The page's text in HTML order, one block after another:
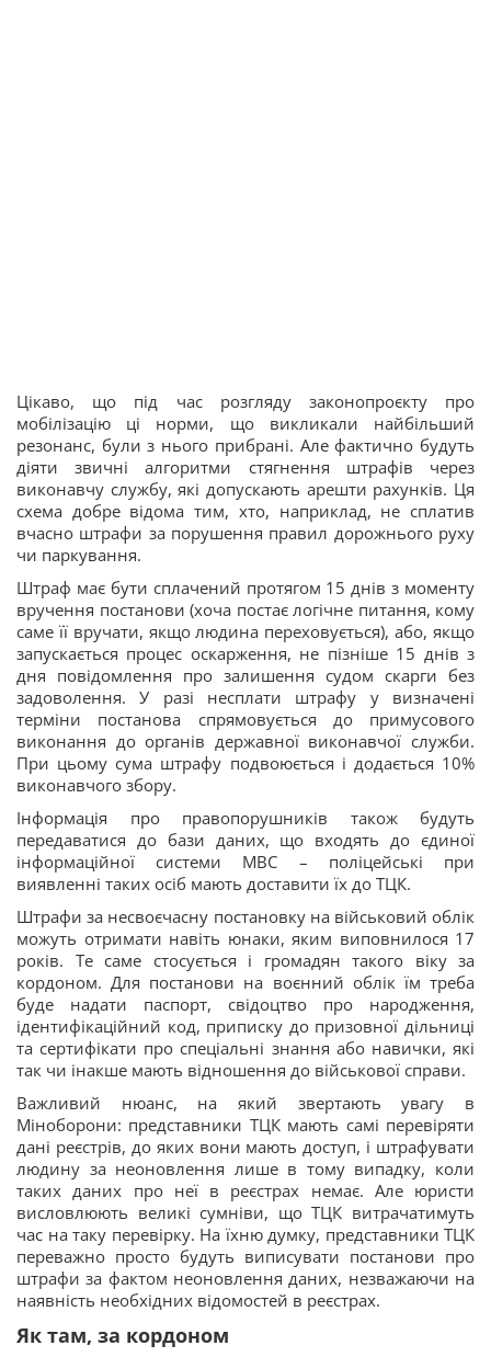
Цікаво, що під час розгляду законопроєкту про
мобілізацію ці норми, що викликали найбільший
резонанс, були з нього прибрані. Але фактично будуть
діяти звичні алгоритми стягнення штрафів через
виконавчу службу, які допускають арешти рахунків. Ця
схема добре відома тим, хто, наприклад, не сплатив
вчасно штрафи за порушення правил дорожнього руху
чи паркування.
Штраф має бути сплачений протягом 15 днів з моменту
вручення постанови (хоча постає логічне питання, кому
саме її вручати, якщо людина переховується), або, якщо
запускається процес оскарження, не пізніше 15 днів з
дня повідомлення про залишення судом скарги без
задоволення. У разі несплати штрафу у визначені
терміни постанова спрямовується до примусового
виконання до органів державної виконавчої служби.
При цьому сума штрафу подвоюється і додається 10%
виконавчого збору.
Інформація про правопорушників також будуть
передаватися до бази даних, що входять до єдиної
інформаційної системи МВС – поліцейські при
виявленні таких осіб мають доставити їх до ТЦК.
Штрафи за несвоєчасну постановку на військовий облік
можуть отримати навіть юнаки, яким виповнилося 17
років. Те саме стосується і громадян такого віку за
кордоном. Для постанови на воєнний облік їм треба
буде надати паспорт, свідоцтво про народження,
ідентифікаційний код, приписку до призовної дільниці
та сертифікати про спеціальні знання або навички, які
так чи інакше мають відношення до військової справи.
Важливий нюанс, на який звертають увагу в
Міноборони: представники ТЦК мають самі перевіряти
дані реєстрів, до яких вони мають доступ, і штрафувати
людину за неоновлення лише в тому випадку, коли
таких даних про неї в реєстрах немає. Але юристи
висловлюють великі сумніви, що ТЦК витрачатимуть
час на таку перевірку. На їхню думку, представники ТЦК
переважно просто будуть виписувати постанови про
штрафи за фактом неоновлення даних, незважаючи на
наявність необхідних відомостей в реєстрах.
Як там, за кордоном